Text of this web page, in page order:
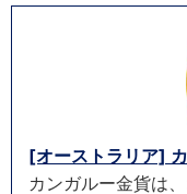
[オーストラリア]
カンガルー金貨は